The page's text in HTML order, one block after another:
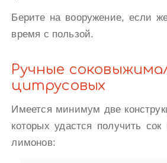
Берите на вооружение, если
время с пользой.
Ручные
цитрусовых
Имеется минимум две
которых удастся получить
лимонов: